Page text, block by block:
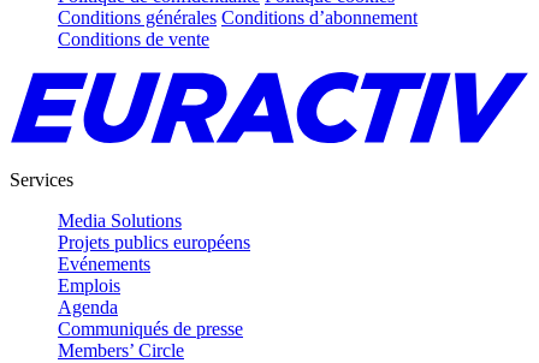
Conditions générales Conditions d’abonnement
Conditions de vente
Services
Media Solutions
Projets publics européens
Evénements
Emplois
Agenda
Communiqués de presse
Members’ Circle